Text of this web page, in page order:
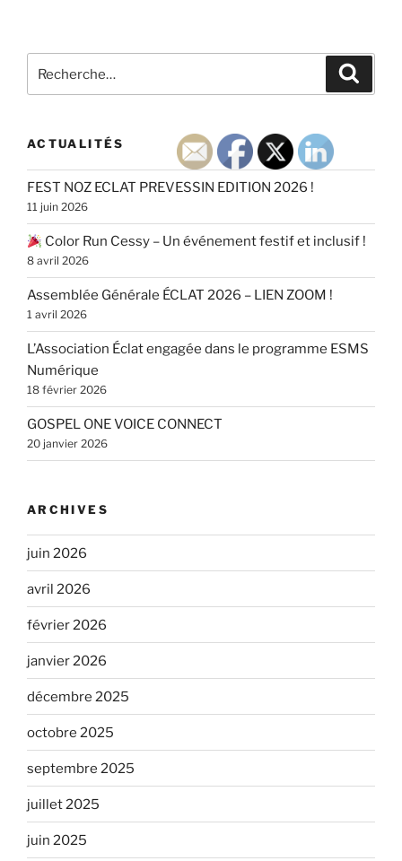
pour
ACTUALITÉS
FEST NOZ ECLAT PREVESSIN EDITION 2026 !
11 juin 2026
Color Run Cessy – Un événement festif et inclusif !
8 avril 2026
Assemblée Générale ÉCLAT 2026 – LIEN ZOOM !
1 avril 2026
L’Association Éclat engagée dans le programme ESMS
Numérique
18 février 2026
GOSPEL ONE VOICE CONNECT
20 janvier 2026
ARCHIVES
juin 2026
avril 2026
février 2026
janvier 2026
décembre 2025
octobre 2025
septembre 2025
juillet 2025
juin 2025